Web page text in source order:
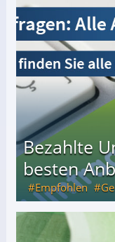
Bezahlte
besten
Empfohlen